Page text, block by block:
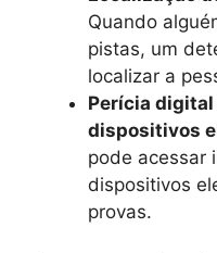
Quando
pistas, um
localizar a
Perícia
dispositivos
pode acessar
dispositivos
provas.